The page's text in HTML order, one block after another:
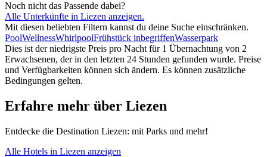
Noch nicht das Passende dabei?
Alle Unterkünfte in Liezen anzeigen.
Mit diesen beliebten Filtern kannst du deine Suche einschränken.
PoolWellnessWhirlpoolFrühstück inbegriffenWasserpark
Dies ist der niedrigste Preis pro Nacht für 1 Übernachtung von 2
Erwachsenen, der in den letzten 24 Stunden gefunden wurde. Preise
und Verfügbarkeiten können sich ändern. Es können zusätzliche
Bedingungen gelten.
Erfahre mehr über Liezen
Entdecke die Destination Liezen: mit Parks und mehr!
Alle Hotels in Liezen anzeigen